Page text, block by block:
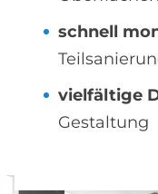
schnell
vielfältige
Gestaltung